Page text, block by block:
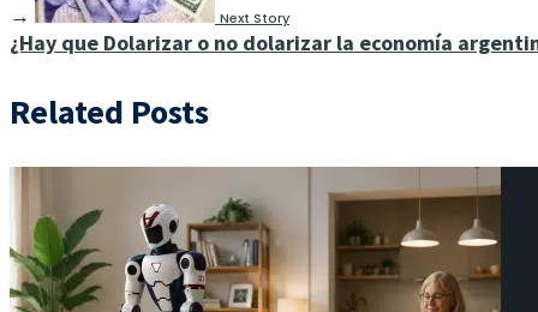
→ Next Story
¿Hay que Dolarizar o no dolarizar la economía
Related Posts